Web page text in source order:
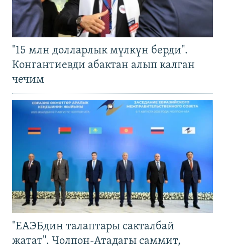
"15 млн долларлык мүлкүн берди".
Конгантиевди абактан алып калган
чечим
"ЕАЭБдин талаптары сакталбай
жатат". Чолпон-Атадагы саммит,